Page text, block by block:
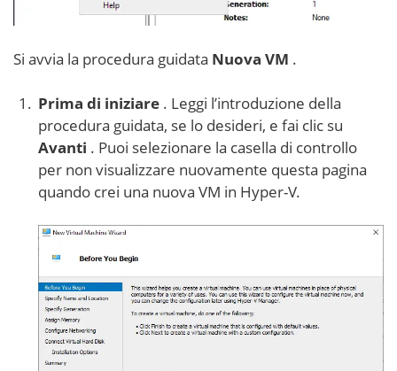
Si avvia la procedura guidata Nuova VM .
Prima di iniziare . Leggi l’introduzione della
procedura guidata, se lo desideri, e fai clic su
Avanti . Puoi selezionare la casella di controllo
per non visualizzare nuovamente questa pagina
quando crei una nuova VM in Hyper-V.